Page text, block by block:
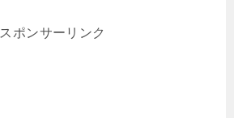
スポンサーリンク